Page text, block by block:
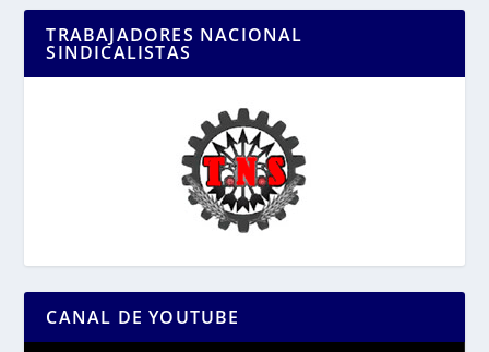
TRABAJADORES NACIONAL
SINDICALISTAS
CANAL DE YOUTUBE